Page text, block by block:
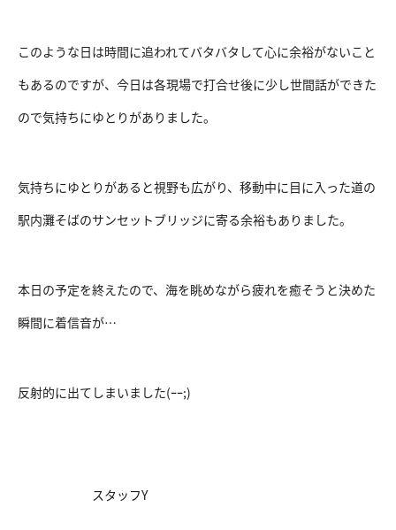
このような日は時間に追われてバタバタして心に余裕がないこと
もあるのですが、今日は各現場で打合せ後に少し世間話ができた
ので気持ちにゆとりがありました。
気持ちにゆとりがあると視野も広がり、移動中に目に入った道の
駅内灘そばのサンセットブリッジに寄る余裕もありました。
本日の予定を終えたので、海を眺めながら疲れを癒そうと決めた
瞬間に着信音が…
反射的に出てしまいました(ｰｰ;)
スタッフY